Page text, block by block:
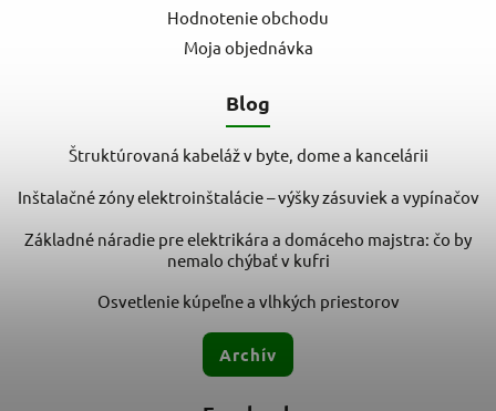
Hodnotenie obchodu
Moja objednávka
Blog
Štruktúrovaná kabeláž v byte, dome a kancelárii
Inštalačné zóny elektroinštalácie – výšky zásuviek a vypínačov
Základné náradie pre elektrikára a domáceho majstra: čo by
nemalo chýbať v kufri
Osvetlenie kúpeľne a vlhkých priestorov
Archív